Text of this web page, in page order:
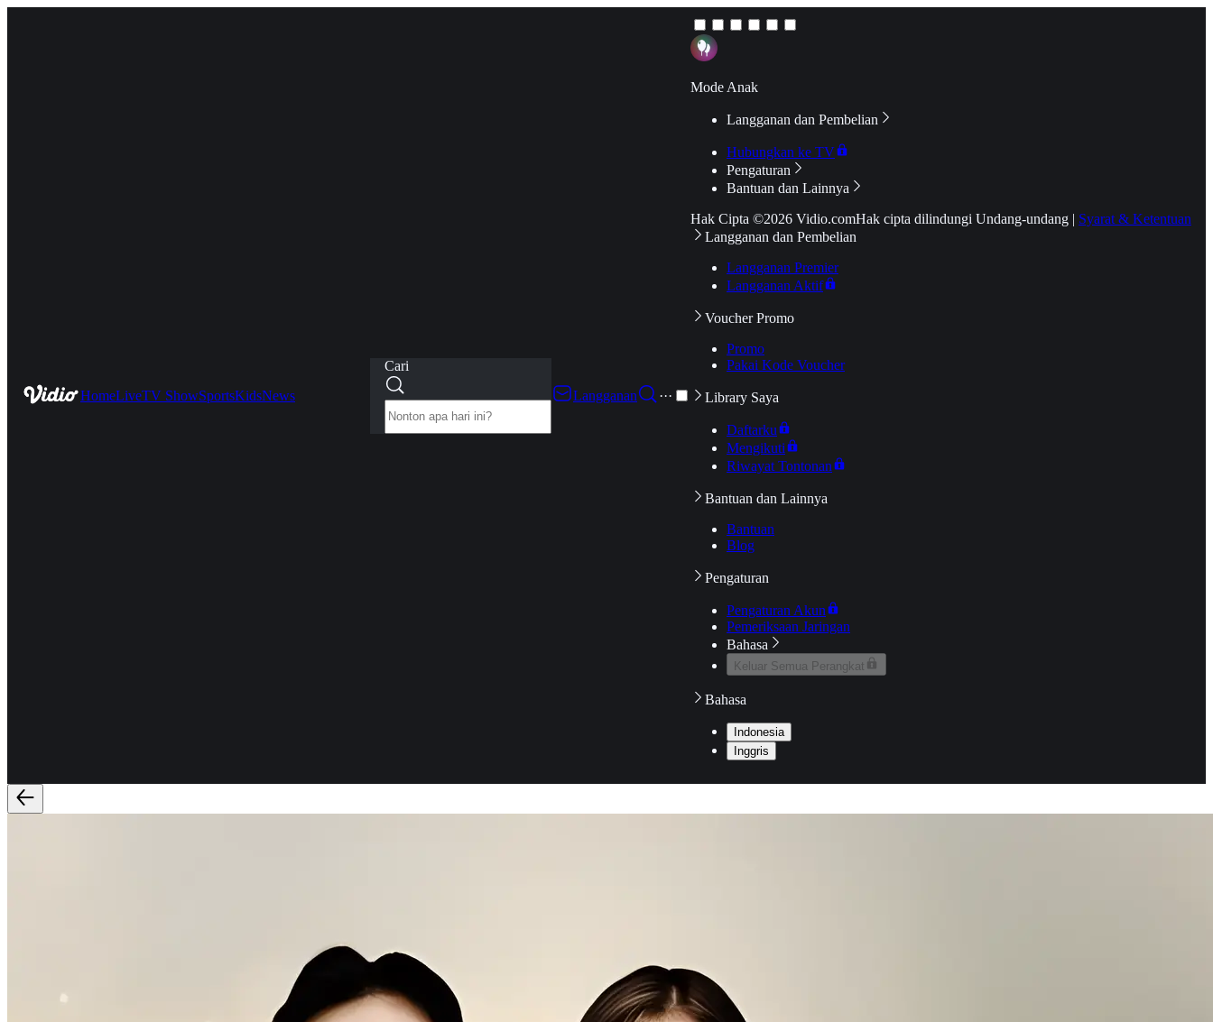
HomeLiveTV ShowSportsKidsNews
Cari
Langganan
···
Mode Anak
Langganan dan Pembelian
Hubungkan ke TV
Pengaturan
Bantuan dan Lainnya
Hak Cipta ©2026 Vidio.comHak cipta dilindungi Undang-undang | Syarat & Ketentuan
Langganan dan Pembelian
Langganan Premier
Langganan Aktif
Voucher Promo
Promo
Pakai Kode Voucher
Library Saya
Daftarku
Mengikuti
Riwayat Tontonan
Bantuan dan Lainnya
Bantuan
Blog
Pengaturan
Pengaturan Akun
Pemeriksaan Jaringan
Bahasa
Keluar Semua Perangkat
Bahasa
Indonesia
Inggris